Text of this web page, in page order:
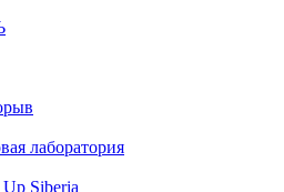
лаборатория
Siberia